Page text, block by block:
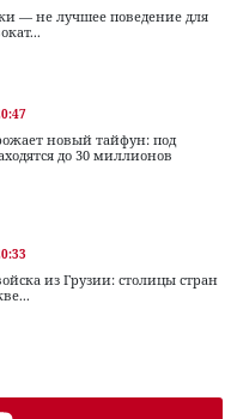
— не лучшее поведение для
новый тайфун: под
до 30 миллионов
из Грузии: столицы стран